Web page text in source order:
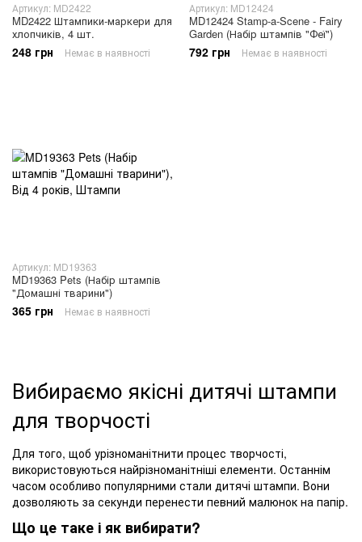
Артикул: MD2422
MD2422 Штампики-маркери для
хлопчиків, 4 шт.
248 грн Немає в наявності
Артикул: MD12424
MD12424 Stamp-a-Scene - Fairy
Garden (Набір штампів "Феї")
792 грн Немає в наявності
Артикул: MD19363
MD19363 Pets (Набір штампів
"Домашні тварини")
365 грн Немає в наявності
Вибираємо якісні дитячі штампи
для творчості
Для того, щоб урізноманітнити процес творчості,
використовуються найрізноманітніші елементи. Останнім
часом особливо популярними стали дитячі штампи. Вони
дозволяють за секунди перенести певний малюнок на папір.
Що це таке і як вибирати?